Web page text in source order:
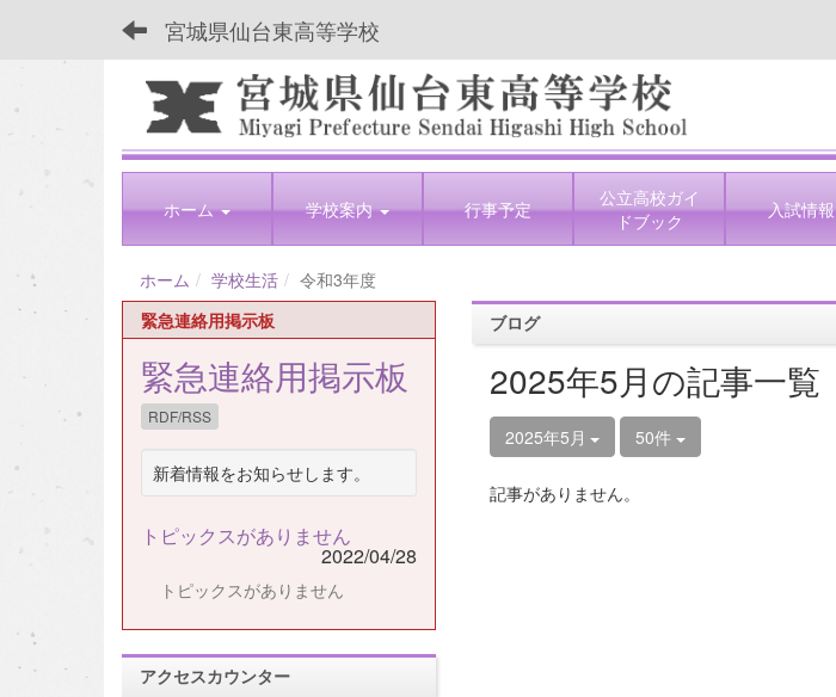
宮城県仙台東高等学校
ホーム 学校案内 行事予定
公立高校ガイ
ドブック
入試情報
ホーム 学校生活
令和3年度
ブログ
2025年5月の記事一覧
2025年5月 50件
記事がありません。
緊急連絡用掲示板
緊急連絡用掲示板
RDF/RSS
新着情報をお知らせします。
トピックスがありません
2022/04/28
トピックスがありません
アクセスカウンター